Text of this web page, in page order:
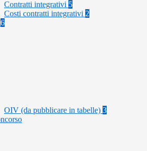
Contratti integrativi 5
Costi contratti integrativi 2
6
OIV (da pubblicare in tabelle) 3